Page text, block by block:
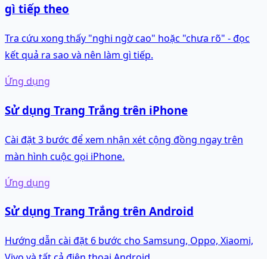
gì tiếp theo
Tra cứu xong thấy "nghi ngờ cao" hoặc "chưa rõ" - đọc
kết quả ra sao và nên làm gì tiếp.
Ứng dụng
Sử dụng Trang Trắng trên iPhone
Cài đặt 3 bước để xem nhận xét cộng đồng ngay trên
màn hình cuộc gọi iPhone.
Ứng dụng
Sử dụng Trang Trắng trên Android
Hướng dẫn cài đặt 6 bước cho Samsung, Oppo, Xiaomi,